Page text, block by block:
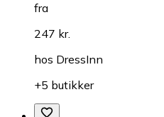
fra
247 kr.
hos DressInn
+5 butikker